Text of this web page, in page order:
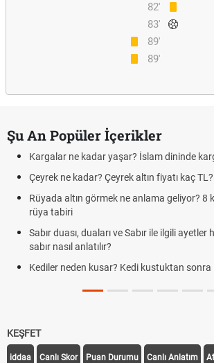
82'
83'
89'
89'
Şu An Popüler İçerikler
Kargalar ne kadar yaşar? İslam dininde
Çeyrek ne kadar? Çeyrek altın fiyatı kaç TL?
Rüyada altın görmek ne anlama geliyor? 8
rüya tabiri
Sabır duası, duaları ve Sabır ile ilgili
sabır nasıl anlatılır?
Kediler neden kusar? Kedi kustuktan sonra
KEŞFET
iddaa Canlı Skor Puan Durumu Canlı Anlatım